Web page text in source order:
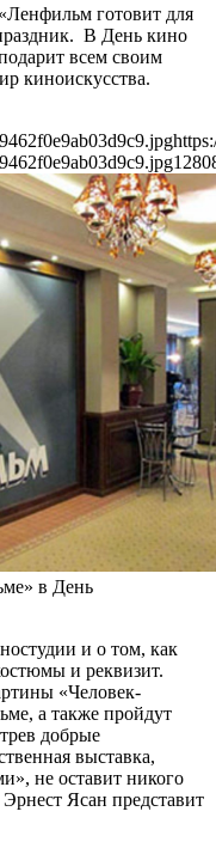
готовит для
В День кино
всем своим
киноискусства.
1280
в День
и о том, как
и реквизит.
«Человек-
а также пройдут
добрые
выставка,
не оставит никого
Ясан представит